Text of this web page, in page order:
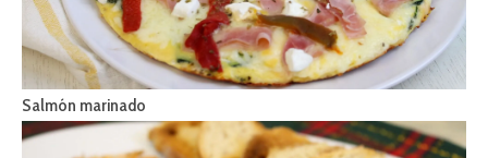
Salmón marinado